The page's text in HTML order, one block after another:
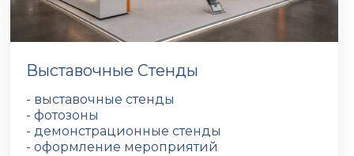
Выставочные Стенды
- выставочные стенды
- фотозоны
- демонстрационные стенды
- оформление мероприятий